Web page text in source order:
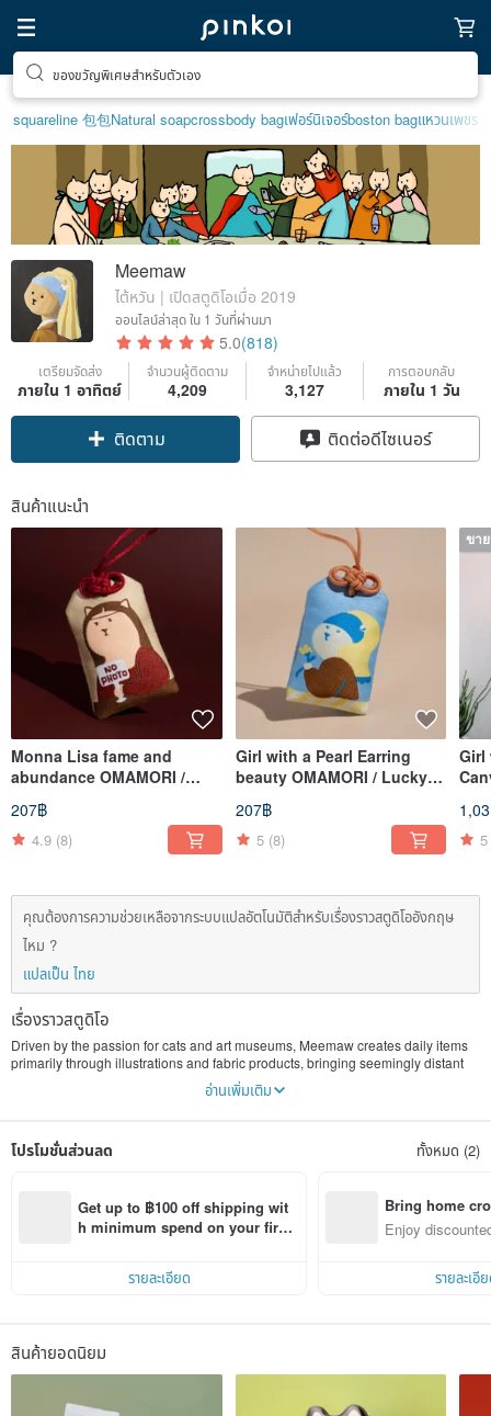
ของขวัญพิเศษสำหรับตัวเอง
squareline 包包Natural soapcrossbody bagเฟอร์นิเจอร์boston bagแหวนเพชร
Meemaw
ไต้หวัน | เปิดสตูดิโอเมื่อ 2019
ออนไลน์ล่าสุดใน 1 วันที่ผ่านมา
5.0(818)
เตรียมจัดส่ง
ภายใน 1 อาทิตย์
จำนวนผู้ติดตาม
4,209
จำหน่ายไปแล้ว
3,127
การตอบกลับ
ภายใน 1 วัน
ติดตาม ติดต่อดีไซเนอร์
สินค้าแนะนำ
Monna Lisa fame and
abundance OMAMORI /
Lucky Charm
207฿
4.9 (8)
Girl with a Pearl Earring
beauty OMAMORI / Lucky
Charm
207฿
5 (8)
ขา
Girl
5
คุณต้องการความช่วยเหลือจากระบบแปลอัตโนมัติสำหรับเรื่องราวสตูดิโออังกฤษ
ไหม ?
แปลเป็น ไทย
เรื่องราวสตูดิโอ
Driven by the passion for cats and art museums, Meemaw creates daily items
primarily through illustrations and fabric products, bringing seemingly distant
Taiwan and to introduce Taiwanese culture to foreigners through familiar
"Living as a work of art" is the brand's core value, as great art always stems
from life. While you may not be able to take expensive artworks home from
museums or exhibitions, you can incorporate Meemaw's humorous products
อ่านเพิ่มเติม
โปรโมชั่นส่วนลด ทั้งหมด (2)
Get up to ฿100 off shipping wit
h minimum spend on your first
รายละเอียด
Bring home
n with ease
Enjoy
รายละเอี
สินค้ายอดนิยม